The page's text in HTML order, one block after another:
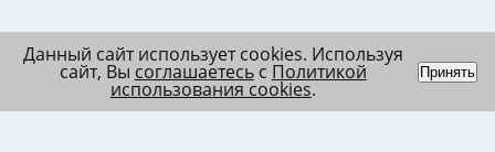
Данный сайт использует cookies. Используя
сайт, Вы соглашаетесьс Политикой
использования cookies.
Принять